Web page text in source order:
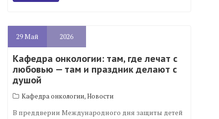
29Май 2026
Кафедра онкологии: там, где лечат с
любовью — там и праздник делают с
душой
Кафедра онкологии,Новости
В преддверии Международного дня защиты детей